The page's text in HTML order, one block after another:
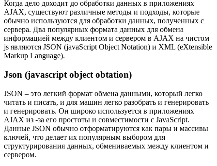
Когда дело доходит до обработки данных в приложениях
AJAX, существуют различные методы и подходы, которые
обычно используются для обработки данных, полученных с
сервера. Два популярных формата данных для обмена
информацией между клиентом и сервером в AJAX на чистом
js являются JSON (javaScript Object Notation) и XML (eXtensible
Markup Language).
Json (javascript object obtation)
JSON – это легкий формат обмена данными, который легко
читать и писать, и для машин легко разобрать и генерировать
и генерировать. Он широко используется в приложениях
AJAX из -за его простоты и совместимости с JavaScript.
Данные JSON обычно отформатируются как пары и массивы
ключей, что делает их популярным выбором для
структурирования данных, обмениваемых между клиентом и
сервером.